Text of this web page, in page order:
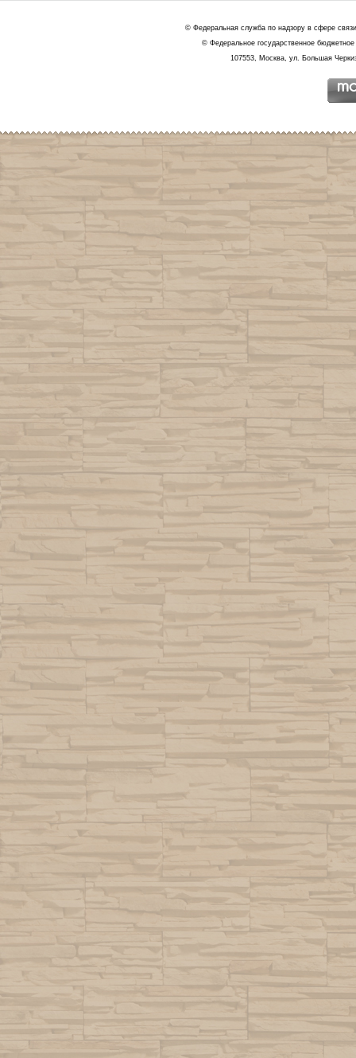
© Федеральная служба по надзору в сфере
© Федеральное государственное
107553, Москва, ул. Большая